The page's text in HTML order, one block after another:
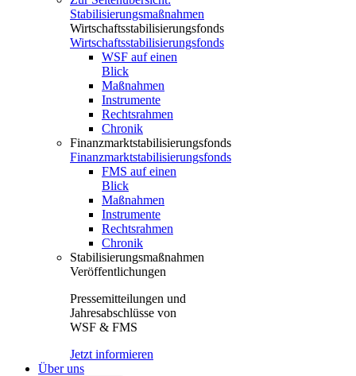
Stabilisierungsmaßnahmen
Wirtschaftsstabilisierungsfonds
Wirtschaftsstabilisierungsfonds
WSF auf einen
Blick
Maßnahmen
Instrumente
Rechtsrahmen
Chronik
Finanzmarktstabilisierungsfonds
Finanzmarktstabilisierungsfonds
FMS auf einen
Blick
Maßnahmen
Instrumente
Rechtsrahmen
Chronik
Stabilisierungsmaßnahmen
Veröffentlichungen
Pressemitteilungen und
Jahresabschlüsse von
WSF & FMS
Jetzt informieren
Über uns